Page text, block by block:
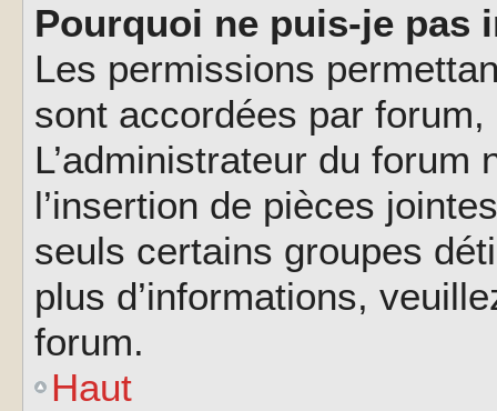
Pourquoi ne puis-je pas
Les permissions
sont accordées par
L’administrateur du forum
l’insertion de pièces
seuls certains groupes
plus d’informations,
forum.
Haut